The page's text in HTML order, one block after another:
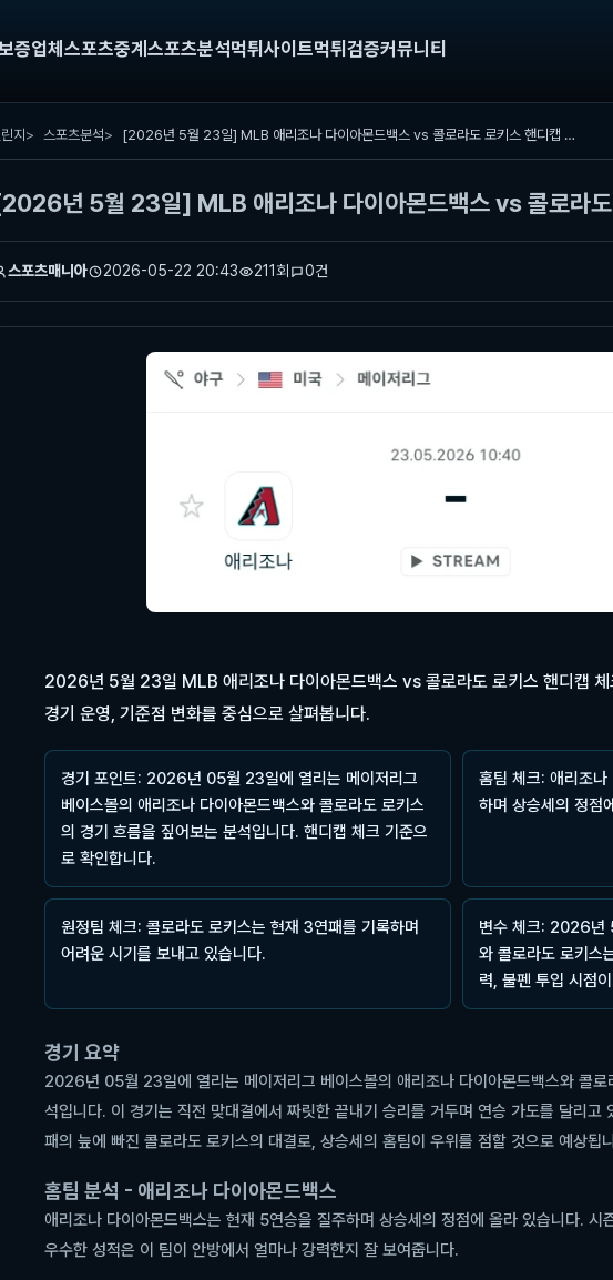
증업체 스포츠중계 스포츠분석먹튀사이트먹튀검증커뮤니티
지 스포츠분석 [2026년 5월 23일] MLB 애리조나 다이아몬드백스 vs 콜로라도 로키스 핸디캡 체크
년 5월 23일] MLB 애리조나 다이아몬드백스 vs 콜로라도
스포츠매니아 2026-05-22 20:43 211회 0건
2026년 5월 23일 MLB 애리조나 다이아몬드백스 vs 콜로라도 로키스 핸디캡 체
경기 운영, 기준점 변화를 중심으로 살펴봅니다.
경기 포인트: 2026년 05월 23일에 열리는 메이저리그
베이스볼의 애리조나 다이아몬드백스와 콜로라도 로키스
의 경기 흐름을 짚어보는 분석입니다. 핸디캡 체크 기준으
로 확인합니다.
홈팀 체크: 애리조
하며 상승세의 정점
원정팀 체크: 콜로라도 로키스는 현재 3연패를 기록하며
어려운 시기를 보내고 있습니다.
변수 체크: 2026년
와 콜로라도 로키스
력, 불펜 투입 시점
경기 요약
2026년 05월 23일에 열리는 메이저리그 베이스볼의 애리조나 다이아몬드백스와 콜로
석입니다. 이 경기는 직전 맞대결에서 짜릿한 끝내기 승리를 거두며 연승 가도를 달리고
패의 늪에 빠진 콜로라도 로키스의 대결로, 상승세의 홈팀이 우위를 점할 것으로 예상됩
홈팀 분석 - 애리조나 다이아몬드백스
애리조나 다이아몬드백스는 현재 5연승을 질주하며 상승세의 정점에 올라 있습니다.
우수한 성적은 이 팀이 안방에서 얼마나 강력한지 잘 보여줍니다.